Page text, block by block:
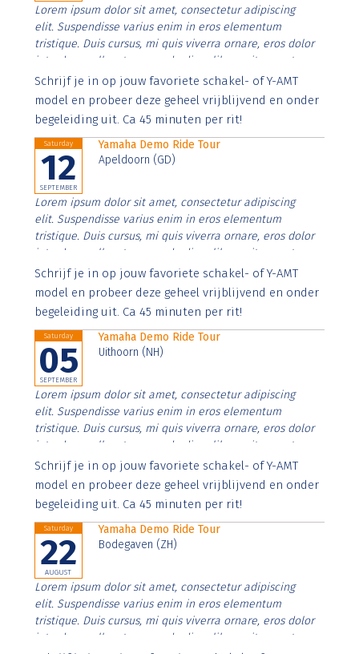
Lorem ipsum dolor sit amet, consectetur adipiscing
elit. Suspendisse varius enim in eros elementum
tristique. Duis cursus, mi quis viverra ornare, eros dolor
interdum nulla, ut commodo diam libero vitae erat.
Aenean faucibus nibh et justo cursus id rutrum lorem
imperdiet. Nunc ut sem vitae risus tristique posuere.
Schrijf je in op jouw favoriete schakel- of Y-AMT
model en probeer deze geheel vrijblijvend en onder
begeleiding uit. Ca 45 minuten per rit!
Saturday
12
SEPTEMBER
Yamaha Demo Ride Tour
Apeldoorn (GD)
Lorem ipsum dolor sit amet, consectetur adipiscing
elit. Suspendisse varius enim in eros elementum
tristique. Duis cursus, mi quis viverra ornare, eros dolor
interdum nulla, ut commodo diam libero vitae erat.
Aenean faucibus nibh et justo cursus id rutrum lorem
imperdiet. Nunc ut sem vitae risus tristique posuere.
Schrijf je in op jouw favoriete schakel- of Y-AMT
model en probeer deze geheel vrijblijvend en onder
begeleiding uit. Ca 45 minuten per rit!
Saturday
05
SEPTEMBER
Yamaha Demo Ride Tour
Uithoorn (NH)
Lorem ipsum dolor sit amet, consectetur adipiscing
elit. Suspendisse varius enim in eros elementum
tristique. Duis cursus, mi quis viverra ornare, eros dolor
interdum nulla, ut commodo diam libero vitae erat.
Aenean faucibus nibh et justo cursus id rutrum lorem
imperdiet. Nunc ut sem vitae risus tristique posuere.
Schrijf je in op jouw favoriete schakel- of Y-AMT
model en probeer deze geheel vrijblijvend en onder
begeleiding uit. Ca 45 minuten per rit!
Saturday
22
AUGUST
Yamaha Demo Ride Tour
Bodegaven (ZH)
Lorem ipsum dolor sit amet, consectetur adipiscing
elit. Suspendisse varius enim in eros elementum
tristique. Duis cursus, mi quis viverra ornare, eros dolor
interdum nulla, ut commodo diam libero vitae erat.